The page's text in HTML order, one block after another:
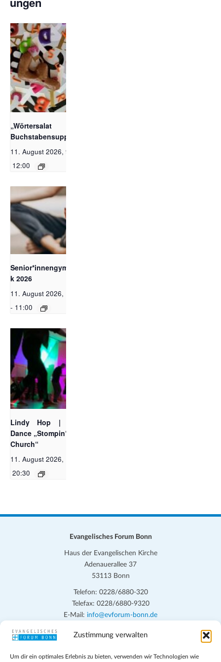
Zustimmung verwalten
Um dir ein optimales Erlebnis zu bieten, verwenden wir Technologien wie
Bildquelle_ Pixabay
Free_Christoph
Meinersmann
„Wörtersalat und
Buchstabensuppe“
11. August 2026, 9:00
12:00
Bild: Pixabay free
Senior*innengymnasti
k 2026
11. August 2026, 10:00
- 11:00
Lindy Hop_Foto by Lindy
Hop
Lindy Hop | Social
Dance „Stompin‘ at the
Church“
11. August 2026, 19:30
20:30
Evangelisches Forum Bonn
Haus der Evangelischen Kirche
Adenauerallee 37
53113 Bonn
Telefon: 0228/6880-320
Telefax: 0228/6880-9320
E-Mail: info@evforum-bonn.de
Das Evangelische Forum Bonn will in seinen zentralen
persönlichen, beruflichen, kirchlichen und öffentlichen Lebens